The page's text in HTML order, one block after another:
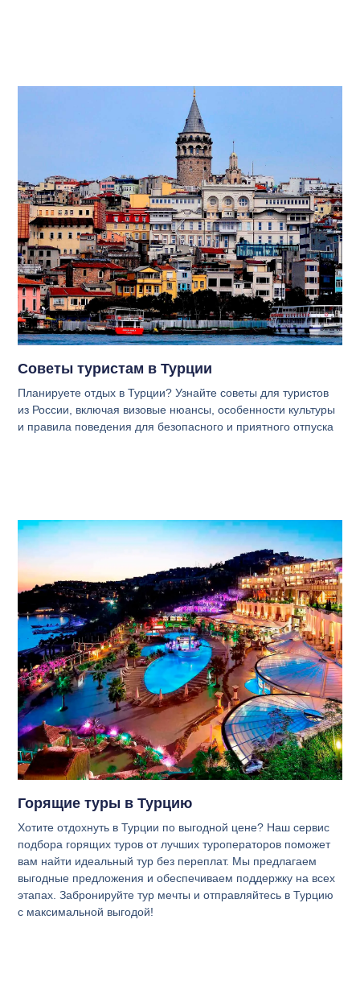
Советы туристам в Турции
Планируете отдых в Турции? Узнайте советы для туристов
из России, включая визовые нюансы, особенности культуры
и правила поведения для безопасного и приятного отпуска
Горящие туры в Турцию
Хотите отдохнуть в Турции по выгодной цене? Наш сервис
подбора горящих туров от лучших туроператоров поможет
вам найти идеальный тур без переплат. Мы предлагаем
выгодные предложения и обеспечиваем поддержку на всех
этапах. Забронируйте тур мечты и отправляйтесь в Турцию
с максимальной выгодой!